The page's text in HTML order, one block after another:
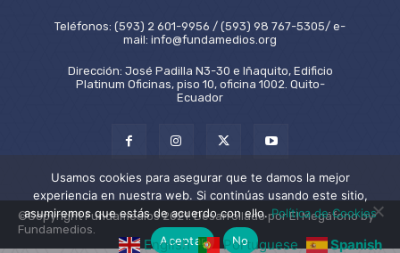
Teléfonos: (593) 2 601-9956 / (593) 98 767-5305/ e-
mail: info@fundamedios.org
Dirección: José Padilla N3-30 e Iñaquito, Edificio
Platinum Oficinas, piso 10, oficina 1002. Quito-
Ecuador
©Copyright Fundamedios 2021. Desarrollado por El Megáfono by
Fundamedios.
English Portuguese Spanish
Usamos cookies para asegurar que te damos la mejor
experiencia en nuestra web. Si continúas usando este sitio,
asumiremos que estás de acuerdo con ello.Política de Cookies
Aceptar
No